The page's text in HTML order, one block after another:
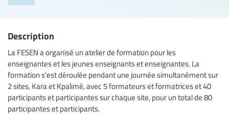
Description
La FESEN a organisé un atelier de formation pour les
enseignantes et les jeunes enseignants et enseignantes. La
formation s'est déroulée pendant une journée simultanément sur
2 sites, Kara et Kpalimé, avec 5 formateurs et formatrices et 40
participants et participantes sur chaque site, pour un total de 80
participantes et participants.